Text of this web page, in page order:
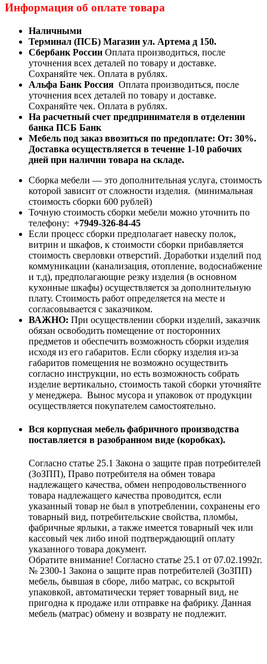
Информация об оплате товара
Наличными
Терминал (ПСБ) Магазин ул. Артема д 150.
Сбербанк России Оплата производиться, после
уточнения всех деталей по товару и доставке.
Сохраняйте чек. Оплата в рублях.
Альфа Банк Россия Оплата производиться, после
уточнения всех деталей по товару и доставке.
Сохраняйте чек. Оплата в рублях.
На расчетный счет предпринимателя в отделении
банка ПСБ Банк
Мебель под заказ ввозиться по предоплате: От: 30%.
Доставка осуществляется в течение 1-10 рабочих
дней при наличии товара на складе.
Сборка мебели — это дополнительная услуга, стоимость
которой зависит от сложности изделия. (минимальная
стоимость сборки 600 рублей)
Точную стоимость сборки мебели можно уточнить по
телефону: +7949-326-84-45
Если процесс сборки предполагает навеску полок,
витрин и шкафов, к стоимости сборки прибавляется
стоимость сверловки отверстий. Доработки изделий под
коммуникации (канализация, отопление, водоснабжение
и т.д), предполагающие резку изделия (в основном
кухонные шкафы) осуществляется за дополнительную
плату. Стоимость работ определяется на месте и
согласовывается с заказчиком.
ВАЖНО: При осуществлении сборки изделий, заказчик
обязан освободить помещение от посторонних
предметов и обеспечить возможность сборки изделия
исходя из его габаритов. Если сборку изделия из-за
габаритов помещения не возможно осуществить
согласно инструкции, но есть возможность собрать
изделие вертикально, стоимость такой сборки уточняйте
у менеджера. Вынос мусора и упаковок от продукции
осуществляется покупателем самостоятельно.
Вся корпусная мебель фабричного производства
поставляется в разобранном виде (коробках).
Согласно статье 25.1 Закона о защите прав потребителей
(ЗоЗПП), Право потребителя на обмен товара
надлежащего качества, обмен непродовольственного
товара надлежащего качества проводится, если
указанный товар не был в употреблении, сохранены его
товарный вид, потребительские свойства, пломбы,
фабричные ярлыки, а также имеется товарный чек или
кассовый чек либо иной подтверждающий оплату
указанного товара документ.
Обратите внимание! Согласно статье 25.1 от 07.02.1992г.
№ 2300-1 Закона о защите прав потребителей (ЗоЗПП)
мебель, бывшая в сборе, либо матрас, со вскрытой
упаковкой, автоматически теряет товарный вид, не
пригодна к продаже или отправке на фабрику. Данная
мебель (матрас) обмену и возврату не подлежит.